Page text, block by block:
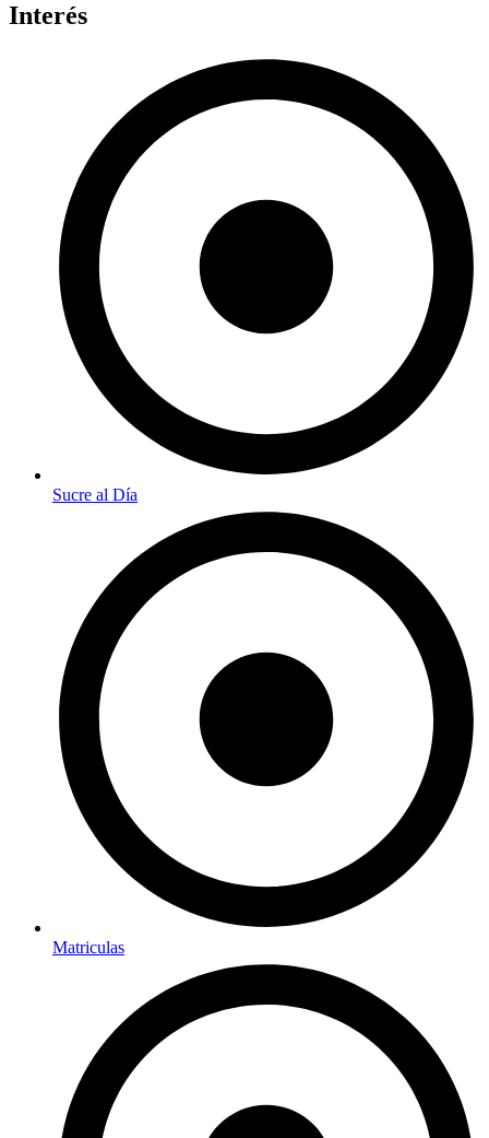
Interés
Sucre al Día
Matriculas